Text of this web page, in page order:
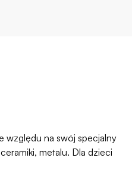
względu na swój specjalny
metalu. Dla dzieci